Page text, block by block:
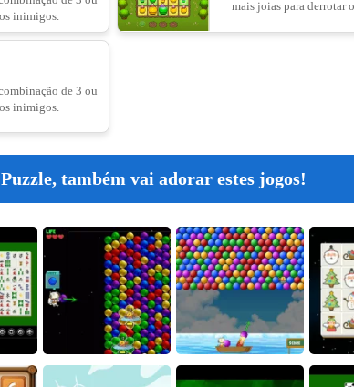
inimigos.
mais joias para derrotar
de 3 ou
inimigos.
também vai adorar estes jogos!